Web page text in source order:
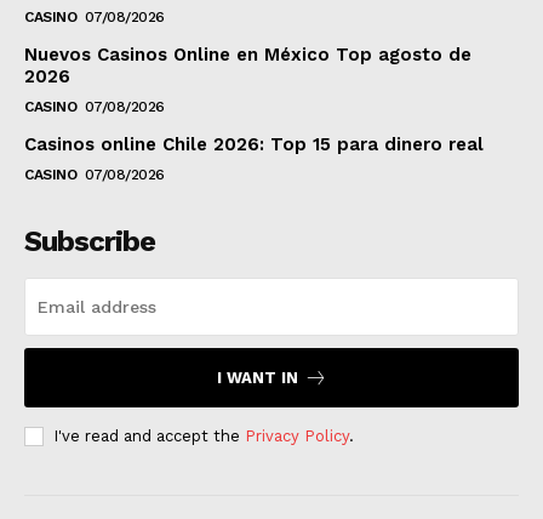
CASINO 07/08/2026
Nuevos Casinos Online en México Top agosto de
2026
CASINO 07/08/2026
Casinos online Chile 2026: Top 15 para dinero real
CASINO 07/08/2026
Subscribe
I WANT IN
I've read and accept the Privacy Policy.